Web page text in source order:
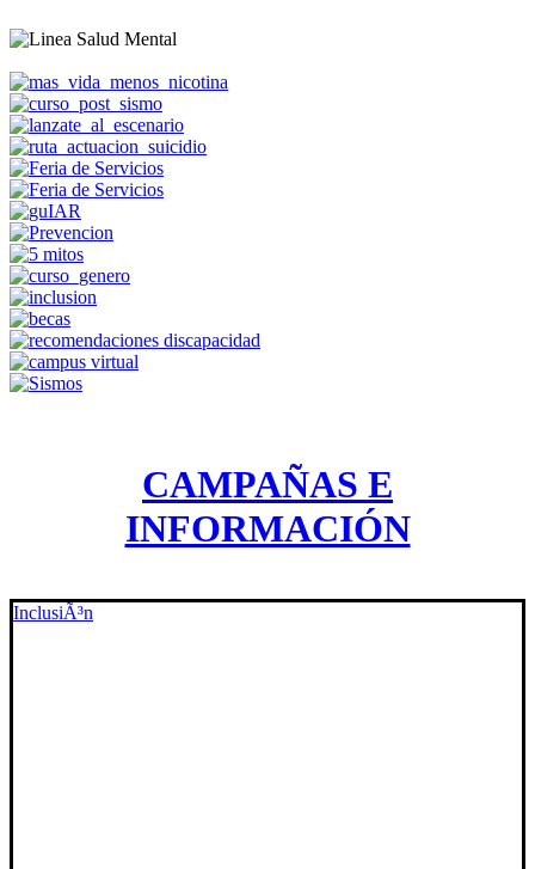
CAMPAÑAS E
INFORMACIÓN
InclusiÃ³n